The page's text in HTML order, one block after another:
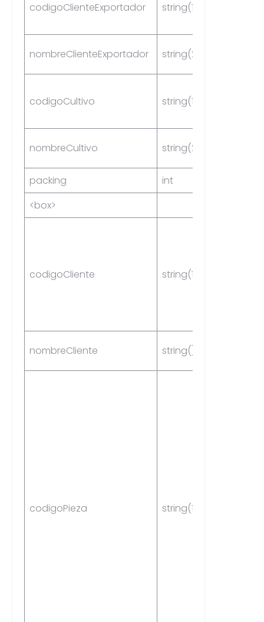
codigoClienteExportador string(16)
nombreClienteExportador string(256)
codigoCultivo string(16)
nombreCultivo string(256)
packing int
<box>
codigoCliente string(16)
nombreCliente string() ***
codigoPieza string(14)